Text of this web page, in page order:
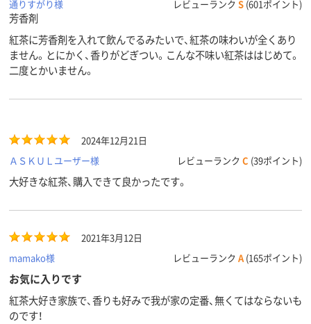
通りすがり様 レビューランク S (601ポイント)
芳香剤
紅茶に芳香剤を入れて飲んでるみたいで、紅茶の味わいが全くあり
ません。とにかく、香りがどぎつい。こんな不味い紅茶ははじめて。
二度とかいません。
2024年12月21日
ＡＳＫＵＬユーザー様
レビューランク C (39ポイント)
大好きな紅茶、購入できて良かったです。
2021年3月12日
mamako様
レビューランク A (165ポイント)
お気に入りです
紅茶大好き家族で、香りも好みで我が家の定番、無くてはならないも
のです！